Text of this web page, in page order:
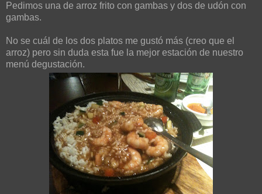
Pedimos una de arroz frito con gambas y dos de udón con
gambas.
No se cuál de los dos platos me gustó más (creo que el
arroz) pero sin duda esta fue la mejor estación de nuestro
menú degustación.